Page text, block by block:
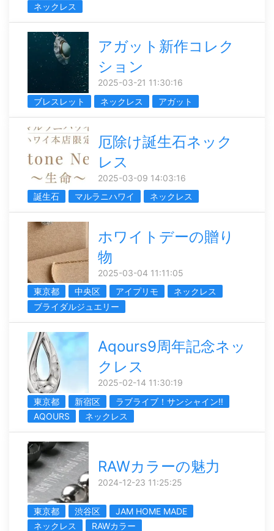
ネックレス
アガット新作コレク
ション
2025-03-21 11:30:16
ブレスレット
ネックレス アガット
厄除け誕生石ネック
レス
2025-03-09 14:03:16
誕生石
マルラニハワイ ネックレス
ホワイトデーの贈り
物
2025-03-04 11:11:05
東京都
中央区 アイプリモ
ネックレス
ブライダルジュエリー
Aqours9周年記念ネッ
クレス
2025-02-14 11:30:19
東京都
新宿区
ラブライブ！サンシャイン!!
AQOURS
ネックレス
RAWカラーの魅力
2024-12-23 11:25:25
東京都 渋谷区
JAM HOME MADE
ネックレス
RAWカラー